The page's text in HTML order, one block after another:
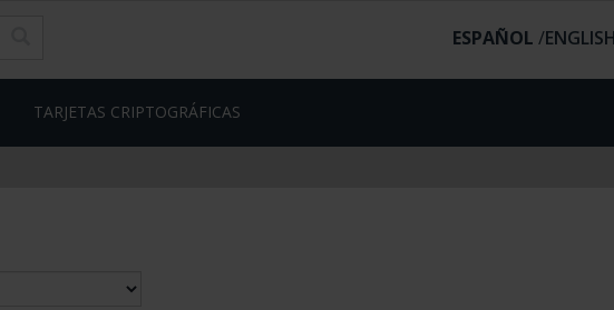
ESPAÑOL /
TARJETAS CRIPTOGRÁFICAS